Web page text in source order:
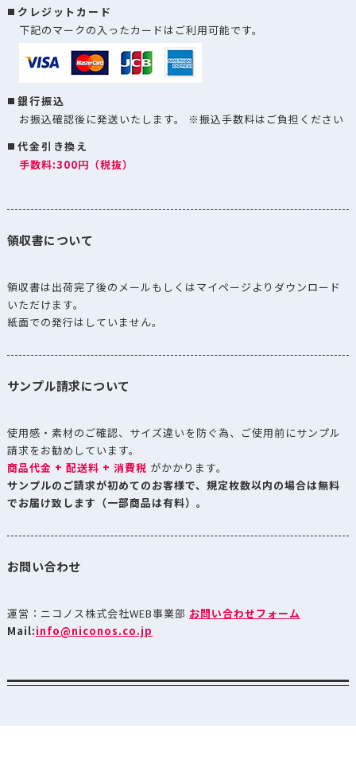
クレジットカード
下記のマークの入ったカードはご利用可能です。
銀行振込
お振込確認後に発送いたします。 ※振込手数料はご負担ください
代金引き換え
手数料:300円（税抜）
領収書について
領収書は出荷完了後のメールもしくはマイページよりダウンロード
いただけます。
紙面での発行はしていません。
サンプル請求について
使用感・素材のご確認、サイズ違いを防ぐ為、ご使用前にサンプル
請求をお勧めしています。
商品代金 + 配送料 + 消費税 がかかります。
サンプルのご請求が初めてのお客様で、規定枚数以内の場合は無料
でお届け致します（一部商品は有料）。
お問い合わせ
運営：ニコノス株式会社WEB事業部 お問い合わせフォーム
Mail:info@niconos.co.jp